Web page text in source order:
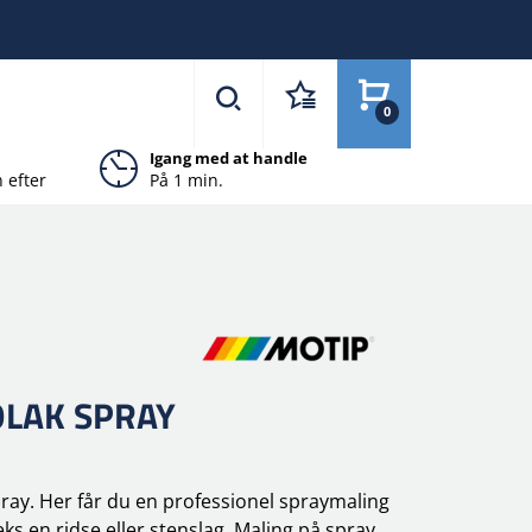
0
efter
Igang med at handle
På 1 min.
SPRAY
Her får du en professionel spraymaling